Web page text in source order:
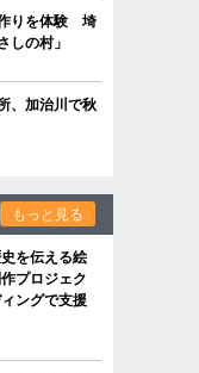
りを体験 埼
しの村」
、加治川で秋
もっと見る
を伝える絵
プロジェク
ングで支援